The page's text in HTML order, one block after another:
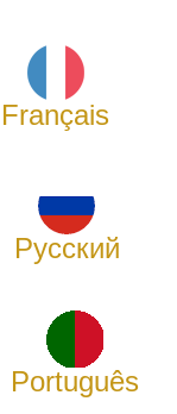
Français
Русский
Português